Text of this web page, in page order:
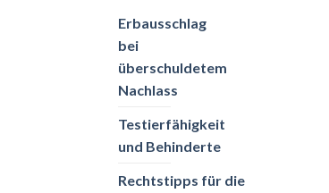
Erbausschlag
bei
überschuldetem
Nachlass
Testierfähigkeit
und Behinderte
Rechtstipps für die